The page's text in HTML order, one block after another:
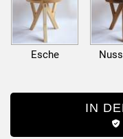
Esche
IN